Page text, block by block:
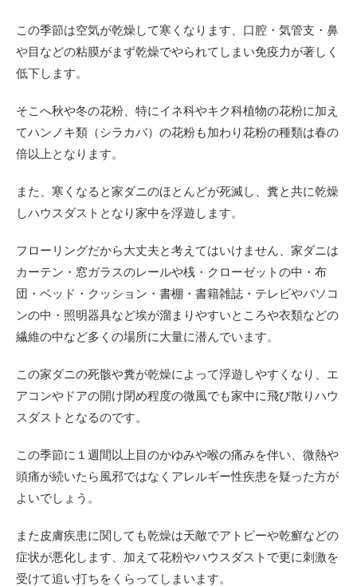
この季節は空気が乾燥して寒くなります、口腔・気管支・鼻
や目などの粘膜がまず乾燥でやられてしまい免疫力が著しく
低下します。
そこへ秋や冬の花粉、特にイネ科やキク科植物の花粉に加え
てハンノキ類（シラカバ）の花粉も加わり花粉の種類は春の
倍以上となります。
また、寒くなると家ダニのほとんどが死滅し、糞と共に乾燥
しハウスダストとなり家中を浮遊します。
フローリングだから大丈夫と考えてはいけません、家ダニは
カーテン・窓ガラスのレールや桟・クローゼットの中・布
団・ベッド・クッション・書棚・書籍雑誌・テレビやパソコ
ンの中・照明器具など埃が溜まりやすいところや衣類などの
繊維の中など多くの場所に大量に潜んでいます。
この家ダニの死骸や糞が乾燥によって浮遊しやすくなり、エ
アコンやドアの開け閉め程度の微風でも家中に飛び散りハウ
スダストとなるのです。
この季節に１週間以上目のかゆみや喉の痛みを伴い、微熱や
頭痛が続いたら風邪ではなくアレルギー性疾患を疑った方が
よいでしょう。
また皮膚疾患に関しても乾燥は天敵でアトピーや乾癬などの
症状が悪化します、加えて花粉やハウスダストで更に刺激を
受けて追い打ちをくらってしまいます。